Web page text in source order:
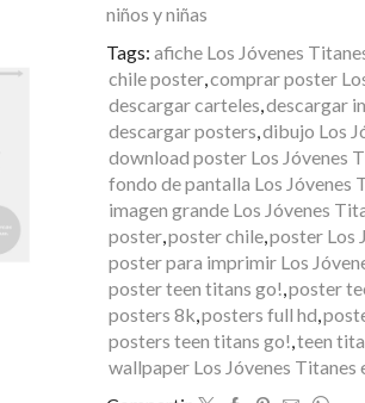
niños y niñas
Tags: afiche Los Jóvenes
chile poster,comprar poster
descargar carteles,descargar
descargar posters,dibujo Los
download poster Los Jóvenes
fondo de pantalla Los Jóvenes
imagen grande Los Jóvenes
poster,poster chile,poster Los
poster para imprimir Los
poster teen titans go!,poster
posters 8k,posters full hd,
posters teen titans go!,teen
wallpaper Los Jóvenes Titanes